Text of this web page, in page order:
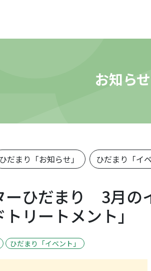
お知らせ
ひだまり「お知らせ」 ひだまり「イ
ーひだまり 3月の
リートメント」
ひだまり「イベント」